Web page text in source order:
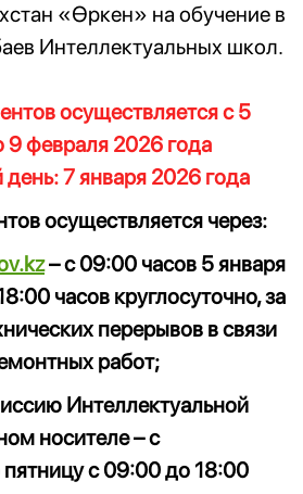
«Өркен» на обучение в
Интеллектуальных школ.
осуществляется с 5
9 февраля 2026 года
7 января 2026 года
осуществляется через:
– с 09:00 часов 5 января
часов круглосуточно, за
перерывов в связи
работ;
Интеллектуальной
носителе – с
с 09:00 до 18:00